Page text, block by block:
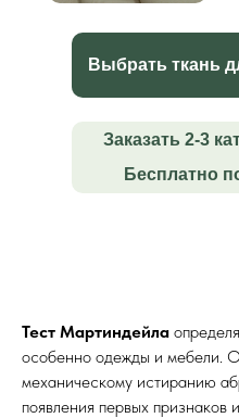
Выбрать ткань
Заказать 2-3
Бесплатно
Тест Мартиндейла
особенно одежды и мебели.
механическому истиранию
появления первых признаков